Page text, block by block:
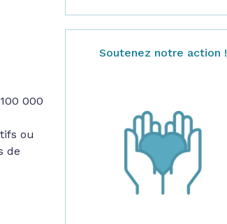
000
ou
de
Soutenez notre action !